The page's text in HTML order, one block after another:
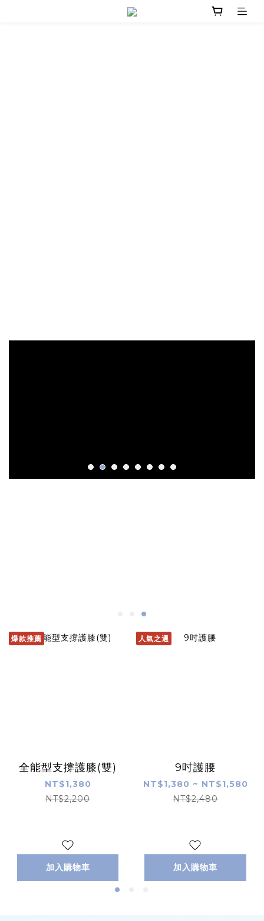
爆款推薦
全能型支撐護膝(雙)
NT$1,380
NT$2,200
加入購物車
人氣之選
9吋護腰
NT$1,380 ~ NT$1,580
NT$2,480
加入購物車